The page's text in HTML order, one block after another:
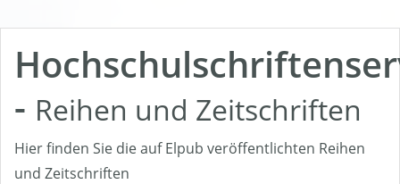
- Reihen und Zeitschriften
Hier finden Sie die auf Elpub veröffentlichten Reihen
und Zeitschriften